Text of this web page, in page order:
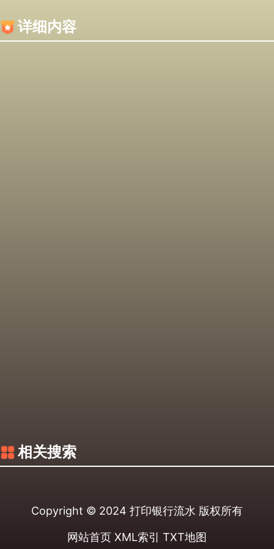
详细内容
相关搜索
Copyright © 2024 打印银行流水 版权所有
网站首页 XML索引 TXT地图